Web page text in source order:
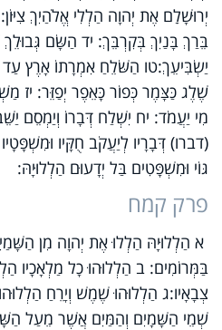
יְרוּשָׁלִַם אֶת יְהוָה הַלְלִי אֱלֹהַיִךְ
בֵּרַךְ בָּנַיִךְ בְּקִרְבֵּךְ: יד הַשָּׂם
יַשְׂבִּיעֵךְ:טו הַשֹּׁלֵחַ אִמְרָתוֹ אָרֶץ עַד
שֶׁלֶג כַּצָּמֶר כְּפוֹר כָּאֵפֶר יְפַזֵּר: יז
מִי יַעֲמֹד: יח יִשְׁלַח דְּבָרוֹ וְיַמְסֵם
(דברו) דְּבָרָיו לְיַעֲקֹב חֻקָּיו
גּוֹי וּמִשְׁפָּטִים בַּל יְדָעוּם הַלְלוּיָהּ:
פרק קמח
א הַלְלוּיָהּ הַלְלוּ אֶת יְהוָה מִן
בַּמְּרוֹמִים: ב הַלְלוּהוּ כָל מַלְאָכָיו
צְבָאָיו:ג הַלְלוּהוּ שֶׁמֶשׁ וְיָרֵחַ
שְׁמֵי הַשָּׁמָיִם וְהַמַּיִם אֲשֶׁר מֵעַל